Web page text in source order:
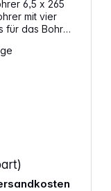
6,5 x 265
mit vier
für das Bohren